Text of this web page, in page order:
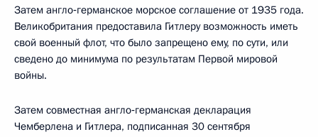
Затем англо‑германское морское соглашение от 1935 года.
Великобритания предоставила Гитлеру возможность иметь
свой военный флот, что было запрещено ему, по сути, или
сведено до минимума по результатам Первой мировой
войны.
Затем совместная англо‑германская декларация
Чемберлена и Гитлера, подписанная 30 сентября